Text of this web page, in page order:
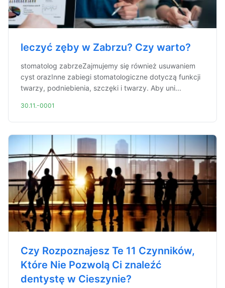
leczyć zęby w Zabrzu? Czy warto?
stomatolog zabrzeZajmujemy się również usuwaniem
cyst orazInne zabiegi stomatologiczne dotyczą funkcji
twarzy, podniebienia, szczęki i twarzy. Aby uni...
30.11.-0001
Czy Rozpoznajesz Te 11 Czynników,
Które Nie Pozwolą Ci znaleźć
dentystę w Cieszynie?